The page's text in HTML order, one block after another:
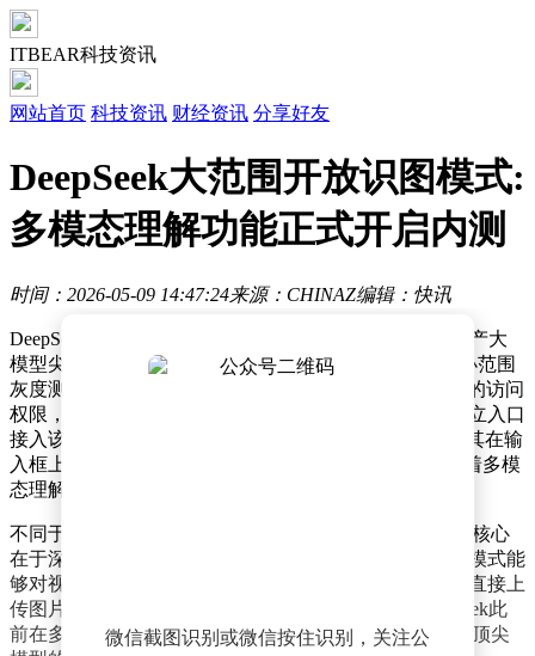
ITBEAR科技资讯
网站首页 科技资讯 财经资讯 分享好友
DeepSeek大范围开放识图模式:
多模态理解功能正式开启内测
时间：2026-05-09 14:47:24来源：CHINAZ编辑：快讯
DeepSeek正式开启大规模识图模式内测，标志着这一国产大
模型尖兵全面跨入图文多模态交互时代。继4月底启动小范围
灰度测试后，DeepSeek于5月9日大幅放开了“识图模式”的访问
权限，目前多数测试账号已可在对话界面通过新增的独立入口
接入该功能。尽管系统当前仍标注为“功能内测中”，但其在输
入框上方与“快速模式”、“专家模式”并列的布局，预示着多模
态理解已成为其核心产品矩阵的关键一环。
不同于传统简单的OCR文字提取，DeepSeek此次升级的核心
在于深度图片识别与语义理解能力。在实测表现中，该模式能
够对视觉信息进行逻辑拆解与情境感知，支持用户通过直接上
传图片实现复杂的跨媒介交互。这一动作填补了DeepSeek此
前在多模态理解领域的空白，使其在追赶GPT-4o等国际顶尖
微信截图识别或微信按住识别，关注公